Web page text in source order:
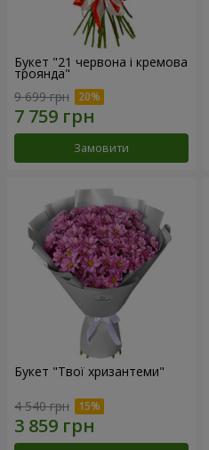
Букет "21 червона і кремова
троянда"
9 699 грн
Замовити
Букет "Твої хризантеми"
4 540 грн